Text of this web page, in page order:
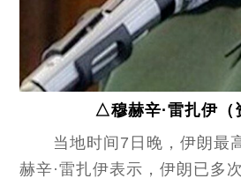
△穆赫辛·雷扎伊（
当地时间7日晚，伊朗最
赫辛·雷扎伊表示，伊朗已多